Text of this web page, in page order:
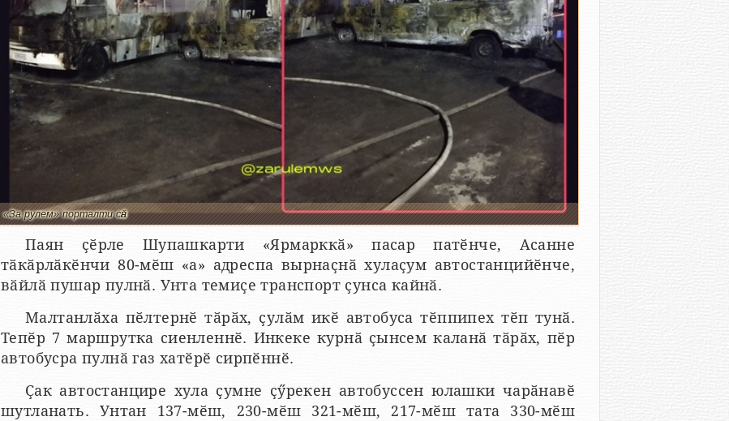
«За рулем» порталти сӑн
Паян ҫӗрле Шупашкарти «Ярмарккӑ» пасар патӗнче, Асанне
тӑкӑрлӑкӗнчи 80-мӗш «а» адреспа вырнаҫнӑ хулаҫум автостанцийӗнче,
вӑйлӑ пушар пулнӑ. Унта темиҫе транспорт ҫунса кайнӑ.
Малтанлӑха пӗлтернӗ тӑрӑх, ҫулӑм икӗ автобуса тӗппипех тӗп тунӑ.
Тепӗр 7 маршрутка сиенленнӗ. Инкеке курнӑ ҫынсем каланӑ тӑрӑх, пӗр
автобусра пулнӑ газ хатӗрӗ сирпӗннӗ.
Ҫак автостанцире хула ҫумне ҫӳрекен автобуссен юлашки чарӑнавӗ
шутланать. Унтан 137-мӗш, 230-мӗш 321-мӗш, 217-мӗш тата 330-мӗш